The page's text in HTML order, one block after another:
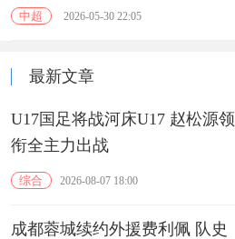
中超 2026-05-30 22:05
最新文章
U17国足将战河床U17 赵松源领
衔全主力出战
综合 2026-08-07 18:00
成都蓉城续约外援费利佩 队史